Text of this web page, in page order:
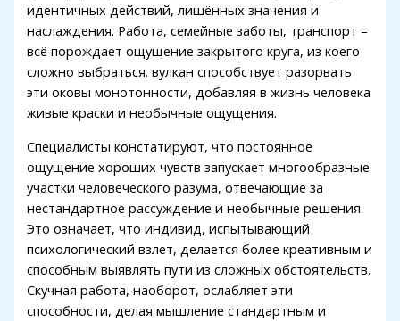
satın al
panel
panel
panel
panel
panel
panel
panel
panel
идентичных действий, лишённых значения и
наслаждения. Работа, семейные заботы, транспорт –
всё порождает ощущение закрытого круга, из коего
сложно выбраться. вулкан способствует разорвать
эти оковы монотонности, добавляя в жизнь человека
живые краски и необычные ощущения.
Специалисты констатируют, что постоянное
ощущение хороших чувств запускает многообразные
участки человеческого разума, отвечающие за
нестандартное рассуждение и необычные решения.
Это означает, что индивид, испытывающий
психологический взлет, делается более креативным и
способным выявлять пути из сложных обстоятельств.
Скучная работа, наоборот, ослабляет эти
способности, делая мышление стандартным и